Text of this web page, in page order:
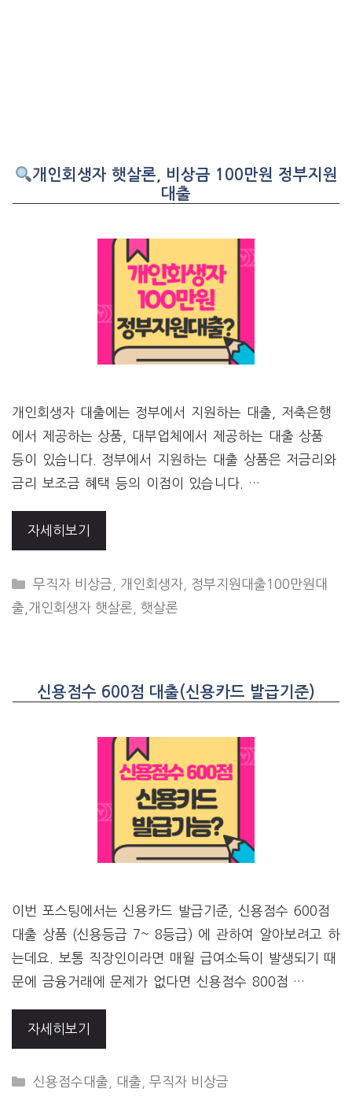
개인회생자 햇살론, 비상금 100만원 정부지원
대출
개인회생자 대출에는 정부에서 지원하는 대출, 저축은행
에서 제공하는 상품, 대부업체에서 제공하는 대출 상품
등이 있습니다. 정부에서 지원하는 대출 상품은 저금리와
금리 보조금 혜택 등의 이점이 있습니다. …
자세히보기
CATEGORIES
무직자 비상금 개인회생자
정부지원대출100만원대
출,개인회생자 햇살론
햇살론
신용점수 600점 대출(신용카드 발급기준)
이번 포스팅에서는 신용카드 발급기준, 신용점수 600점
대출 상품 (신용등급 7~ 8등급) 에 관하여 알아보려고 하
는데요. 보통 직장인이라면 매월 급여소득이 발생되기 때
문에 금융거래에 문제가 없다면 신용점수 800점 …
자세히보기
CATEGORIES
신용점수대출 대출 ,무직자 비상금